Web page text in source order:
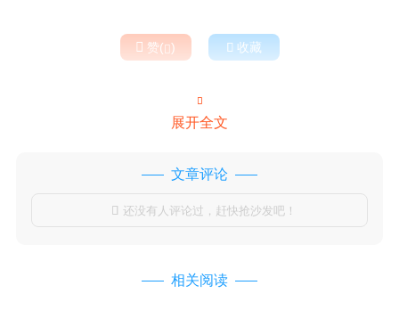
 赞()  收藏

展开全文
文章评论
 还没有人评论过，赶快抢沙发吧！
相关阅读